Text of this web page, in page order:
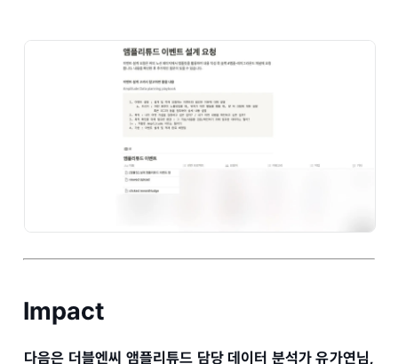
Impact
다음은 더블엔씨 앰플리튜드 담당 데이터 분석가 유가연님,